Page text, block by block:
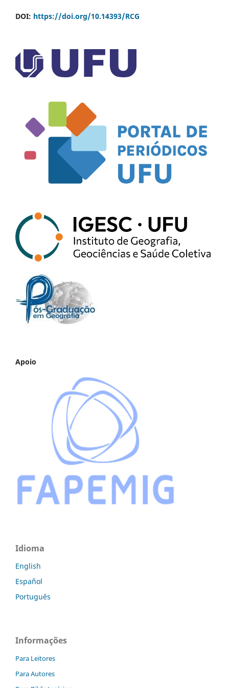
DOI: https://doi.org/10.14393/RCG
Apoio
Idioma
English
Español
Português
Informações
Para Leitores
Para Autores